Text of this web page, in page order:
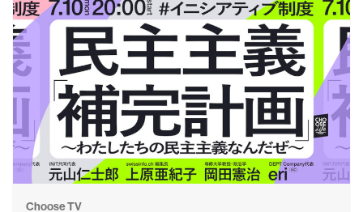
Choose TV